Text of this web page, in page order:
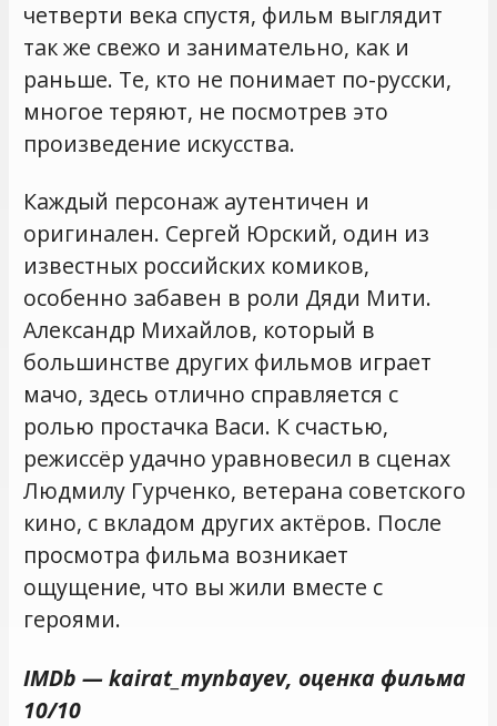
четверти века спустя, фильм выглядит
так же свежо и занимательно, как и
раньше. Те, кто не понимает по-русски,
многое теряют, не посмотрев это
произведение искусства.
Каждый персонаж аутентичен и
оригинален. Сергей Юрский, один из
известных российских комиков,
особенно забавен в роли Дяди Мити.
Александр Михайлов, который в
большинстве других фильмов играет
мачо, здесь отлично справляется с
ролью простачка Васи. К счастью,
режиссёр удачно уравновесил в сценах
Людмилу Гурченко, ветерана советского
кино, с вкладом других актёров. После
просмотра фильма возникает
ощущение, что вы жили вместе с
героями.
IMDb — kairat_mynbayev, оценка фильма
10/10